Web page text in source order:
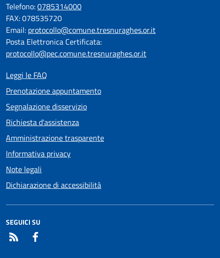
Telefono:0785314000
FAX: 078535720
Email: protocollo@comune.tresnuraghes.or.it
Posta Elettronica Certificata:
protocollo@pec.comune.tresnuraghes.or.it
Leggi le FAQ
Prenotazione appuntamento
Segnalazione disservizio
Richiesta d'assistenza
Amministrazione trasparente
Informativa privacy
Note legali
Dichiarazione di accessibilità
SEGUICI SU
RSS